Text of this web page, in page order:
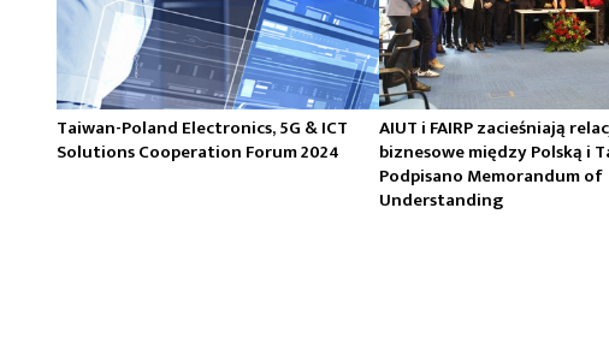
Taiwan-Poland Electronics, 5G & ICT
Solutions Cooperation Forum 2024
AIUT i FAIRP zacieśniają
biznesowe między Polską i
Podpisano Memorandum of
Understanding